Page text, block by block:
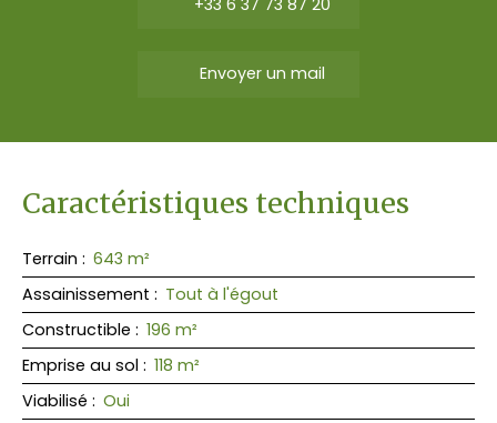
+33 6 37 73 87 20
Envoyer un mail
Caractéristiques techniques
Terrain : 643 m²
Assainissement : Tout à l'égout
Constructible : 196 m²
Emprise au sol : 118 m²
Viabilisé : Oui